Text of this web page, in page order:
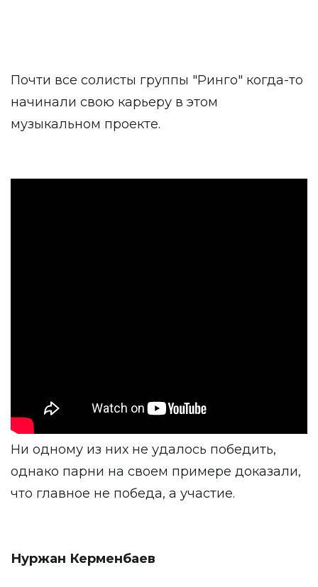
Почти все солисты группы "Ринго" когда-то
начинали свою карьеру в этом
музыкальном проекте.
Ни одному из них не удалось победить,
однако парни на своем примере доказали,
что главное не победа, а участие.
Нуржан Керменбаев